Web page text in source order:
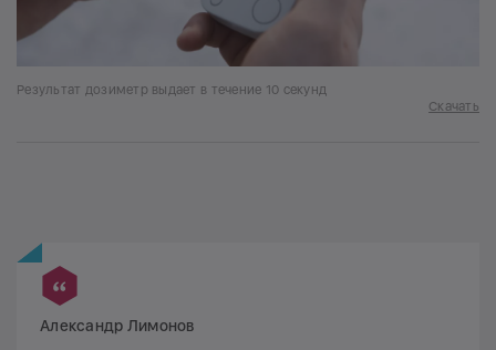
Результат дозиметр выдает в течение 10 секунд
Скачать
Александр Лимонов